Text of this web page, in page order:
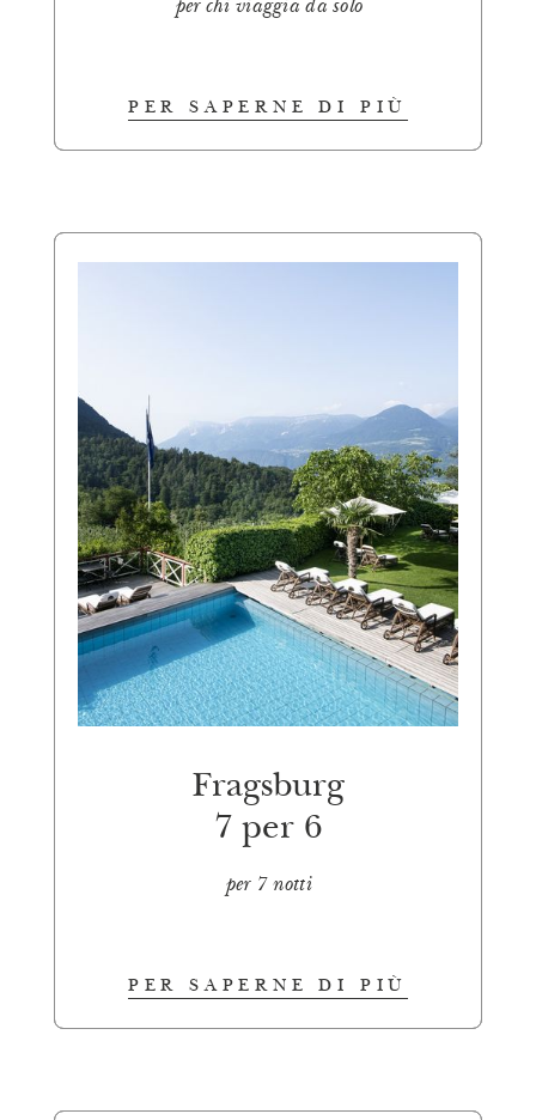
per chi viaggia da solo
PER SAPERNE DI PIÙ
Fragsburg
7 per 6
per 7 notti
PER SAPERNE DI PIÙ